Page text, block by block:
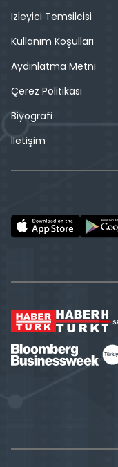
İzleyici Temsilcisi
Kullanım Koşulları
Aydınlatma Metni
Çerez Politikası
Biyografi
İletişim